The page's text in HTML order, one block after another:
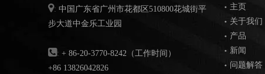
: 中国广东省广州市花都区510800花城街平
步大道中金乐工业园
: + 86-20-3770-8242（工作时间）
+86 13826042826
主页
关于我们
产品
新闻
问题解答